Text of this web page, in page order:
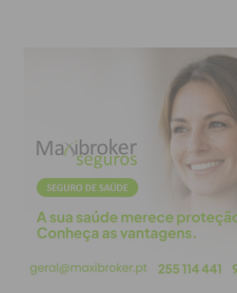
vínculo que representam entre as
O Dia Nacional dos Avós foi
Assembleia da República, em junho
inúmeros contactos de Ana Elisa de
munícipe de Penafiel, já falecida,
desde 1986 a oficialização daquele